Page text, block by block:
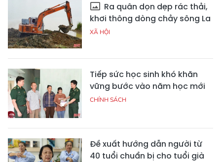
Ra quân dọn dẹp rác thải,
khơi thông dòng chảy sông La
XÃ HỘI
Tiếp sức học sinh khó khăn
vững bước vào năm học mới
CHÍNH SÁCH
Đề xuất hướng dẫn người từ
40 tuổi chuẩn bị cho tuổi già